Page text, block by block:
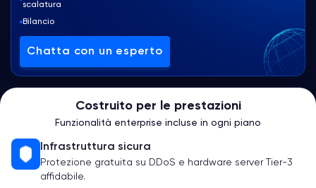
scalatura
Bilancio
Chatta con un esperto
Costruito per le prestazioni
Funzionalità enterprise incluse in ogni piano
Infrastruttura sicura
Protezione gratuita su DDoS e hardware server Tier-3
affidabile.